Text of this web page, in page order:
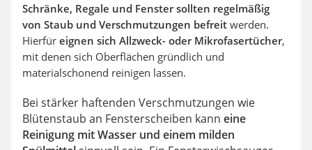
Schränke, Regale und Fenster sollten regelmäßig
von Staub und Verschmutzungen befreit werden.
Hierfür eignen sich Allzweck- oder Mikrofasertücher,
mit denen sich Oberflächen gründlich und
materialschonend reinigen lassen.
Bei stärker haftenden Verschmutzungen wie
Blütenstaub an Fensterscheiben kann eine
Reinigung mit Wasser und einem milden